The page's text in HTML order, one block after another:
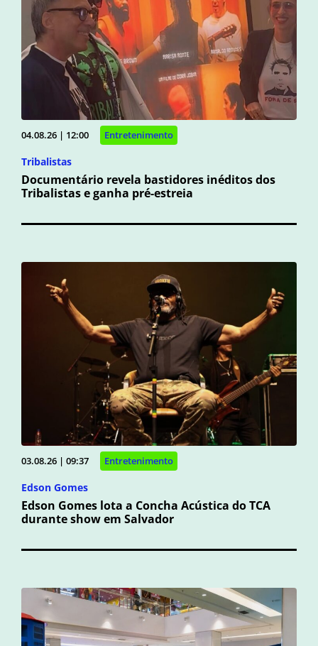
04.08.26 | 12:00 Entretenimento
Tribalistas
Documentário revela bastidores inéditos dos
Tribalistas e ganha pré-estreia
03.08.26 | 09:37 Entretenimento
Edson Gomes
Edson Gomes lota a Concha Acústica do TCA
durante show em Salvador